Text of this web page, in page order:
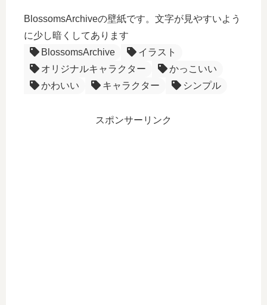
BlossomsArchiveの壁紙です。文字が見やすいよう
に少し暗くしてあります
BlossomsArchive
イラスト
オリジナルキャラクター
かっこいい
かわいい
キャラクター シンプル
スポンサーリンク